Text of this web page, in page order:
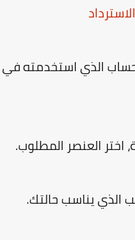
الذي استخدمته في
العنصر المطلوب.
يناسب حالتك.